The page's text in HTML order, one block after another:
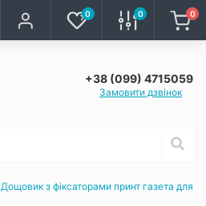
0 0 0
+38 (099) 4715059
Замовити дзвінок
Дощовик з фіксаторами принт газета для